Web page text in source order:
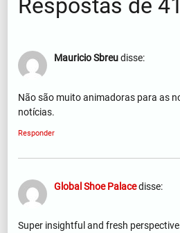
Respostas de 41
Mauricio Sbreudisse:
Não são muito animadoras para as
notícias.
Responder
Global Shoe Palacedisse:
Super insightful and fresh